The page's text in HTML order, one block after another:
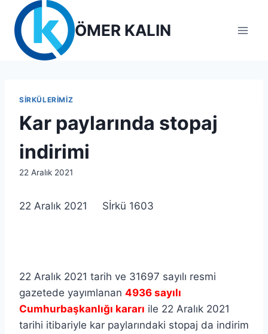
content
ÖMER KALIN
SIRKÜLERIMIZ
Kar paylarında stopaj
indirimi
By
22 Aralık 2021
22 Aralık 2021 Sİrkü 1603
22 Aralık 2021 tarih ve 31697 sayılı resmi
gazetede yayımlanan 4936 sayılı
Cumhurbaşkanlığı kararı ile 22 Aralık 2021
tarihi itibariyle kar paylarındaki stopaj da indirim